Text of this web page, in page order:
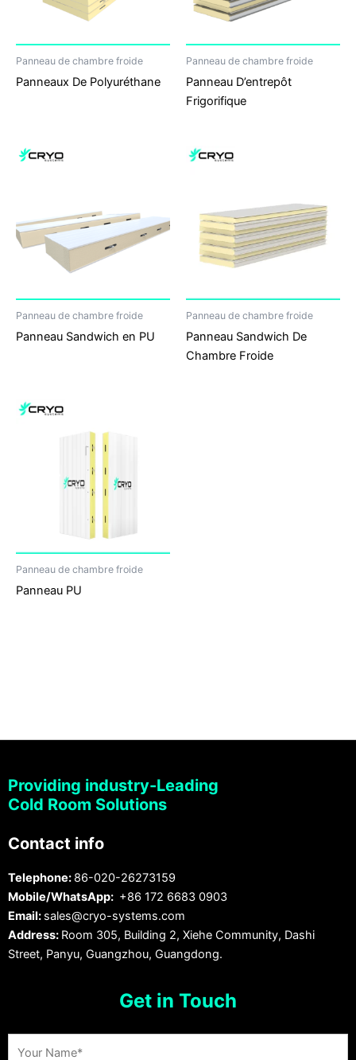
Panneau de chambre froide
Panneaux De Polyuréthane
Panneau de chambre froide
Panneau D’entrepôt
Frigorifique
Panneau de chambre froide
Panneau Sandwich en PU
Panneau de chambre froide
Panneau Sandwich De
Chambre Froide
Panneau de chambre froide
Panneau PU
Providing industry-Leading
Cold Room Solutions
Contact info
Telephone: 86-020-26273159
Mobile/WhatsApp: +86 172 6683 0903
Email: sales@cryo-systems.com
Address: Room 305, Building 2, Xiehe Community, Dashi
Street, Panyu, Guangzhou, Guangdong.
Get in Touch